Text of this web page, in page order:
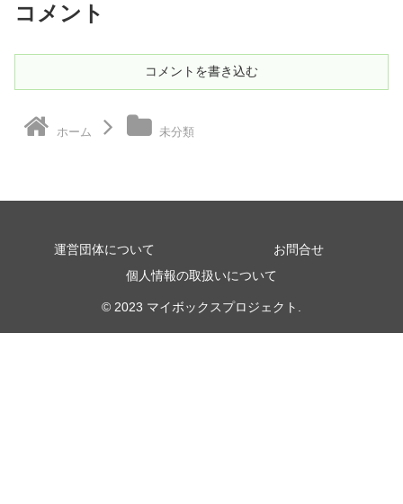
コメント
コメントを書き込む
ホーム 未分類
運営団体について
お問合せ
個人情報の取扱いについて
© 2023 マイボックスプロジェクト.